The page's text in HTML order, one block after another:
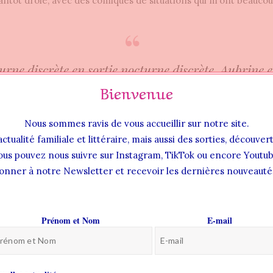
discrète en sortie nocturne discrète, Aubrine
Très proches. Trop proches. Mais le roi ne voit
s’apprête à lui donner un héritier. Il s’arrange
et il la couvre de cadeaux. Il est en outre
devenue plus sérieuse, elle l’encourage
— SOMBRE AUBRINE – JOËLLE BRETHES
Bienvenue
Nous sommes ravis de vous accueillir sur notre site.
familiale et littéraire, mais aussi des sorties,
pouvez nous suivre sur Instagram, TikTok ou encore
à notre Newsletter et recevoir les dernières
Prénom et Nom E-mail